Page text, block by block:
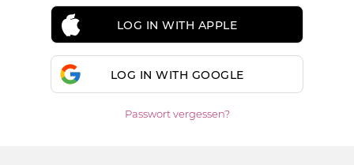
LOG IN WITH APPLE
LOG IN WITH GOOGLE
Passwort vergessen?